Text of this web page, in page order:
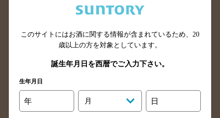
岩手県のバー検索
宮城県のバー検索
福島県のバー検索
茨城県のバー検索
山梨県のバー検索
長野県のバー検索
新潟県のバー検索
神奈川県のバー検索
千葉県のバー検索
埼玉県のバー検索
愛知県のバー検索
このサイトにはお酒に関する情報が含まれているため、 20
歳以上の方を対象としています。
誕生年月日を西暦でご入力下さい。
生年月日
年 月 日